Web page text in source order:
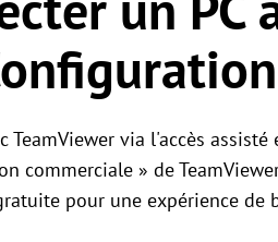
des serveurs à l'étranger en
Gestion des
Gérer les accès des
permissions flexibles.
TeamViewer via l'accès
commerciale » de
pour une expérience de